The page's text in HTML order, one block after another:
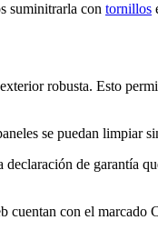
suminitrarla con tornillos
robusta. Esto
se puedan limpiar
de garantía
cuentan con el